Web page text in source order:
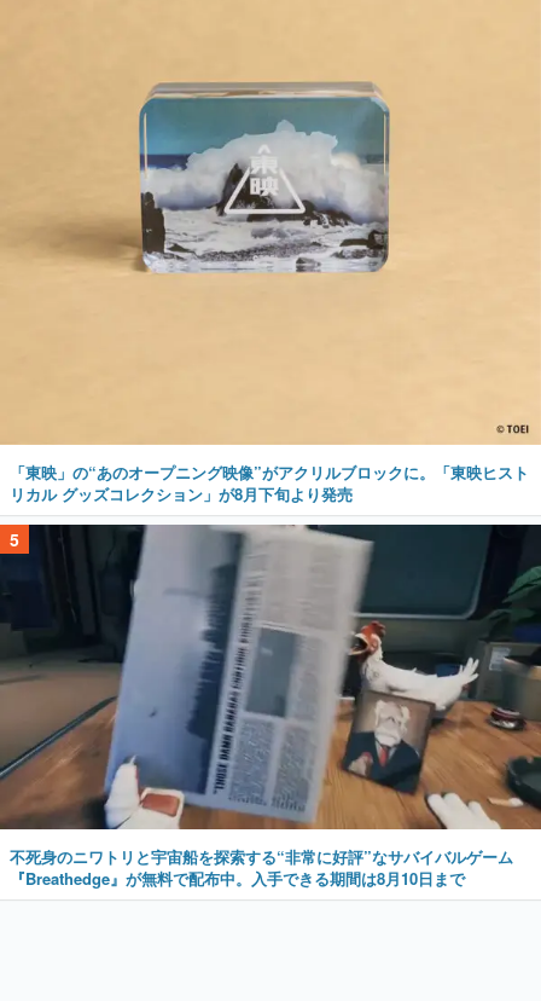
「東映」の“あのオープニング映像”がアクリルブロックに。「東映ヒスト
リカル グッズコレクション」が8月下旬より発売
5
不死身のニワトリと宇宙船を探索する“非常に好評”なサバイバルゲーム
『Breathedge』が無料で配布中。入手できる期間は8月10日まで